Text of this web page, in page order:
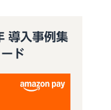
導入事例集
ド